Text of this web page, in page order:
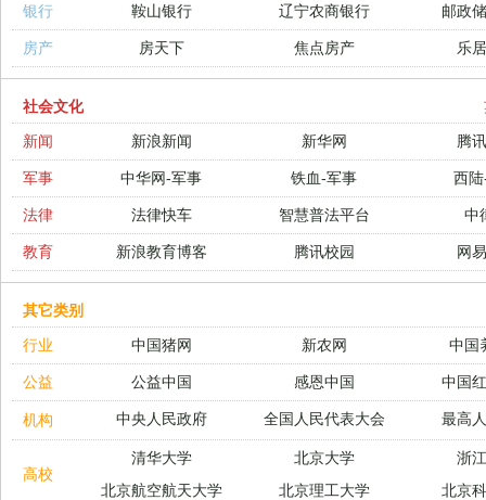
银行
鞍山银行 辽宁农商银行
邮政
房产
房天下 焦点房产 乐
社会文化
新闻
新浪新闻 新华网
腾
军事
中华网-军事 铁血-军事
西
法律
法律快车 智慧普法平台
中
教育
新浪教育博客 腾讯校园 网
其它类别
行业
中国猪网 新农网
中国
公益
公益中国 感恩中国 中国
机构 中央人民政府 全国人民代表大会 最高
高校
清华大学 北京大学
浙
北京航空航天大学
北京理工大学 北京